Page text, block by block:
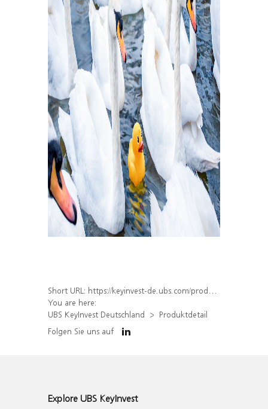
Short URL: https://keyinvest-de.ubs.com/produkt/detail/index/isin/DE000WA8K005
You are here:
UBS KeyInvest Deutschland
Produktdetail
Folgen Sie uns auf
Explore UBS KeyInvest